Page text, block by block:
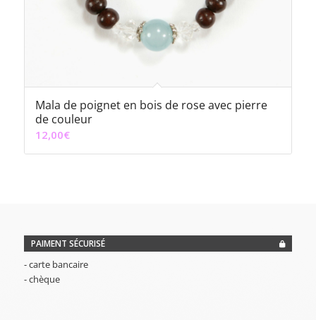
Mala de poignet en bois de rose avec pierre
de couleur
12,00€
PAIMENT SÉCURISÉ
- carte bancaire
- chèque